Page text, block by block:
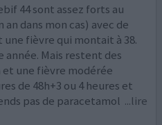
44 sont assez forts au
dans mon cas) avec de
fièvre qui montait à 38.
année. Mais restent des
une fièvre modérée
de 48h+3 ou 4 heures et
pas de paracetamol ...lire